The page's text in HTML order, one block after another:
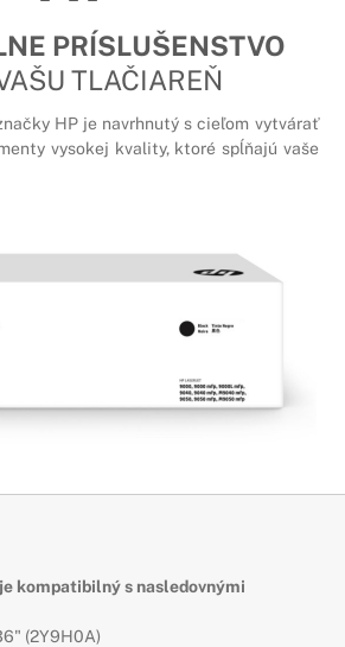
PRÍSLUŠENSTVO
TLAČIAREŇ
HP je navrhnutý s cieľom vytvárať
vysokej kvality, ktoré spĺňajú vaše
kompatibilný s nasledovnými
(2Y9H0A)